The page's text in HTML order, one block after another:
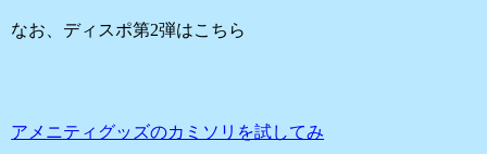
なお、ディスポ第2弾はこちら
アメニティグッズのカミソリを試してみ